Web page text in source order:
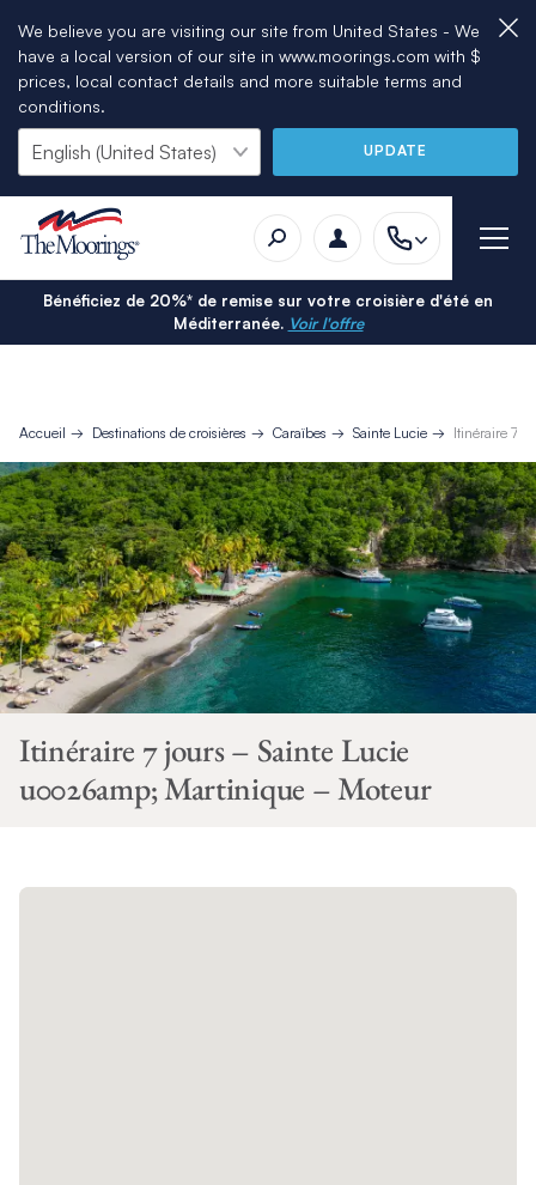
We believe you are visiting our site from United States - We
have a local version of our site in www.moorings.com with $
prices, local contact details and more suitable terms and
conditions.
UPDATE
Bénéficiez de 20%* de remise sur votre croisière d'été en
Méditerranée. Voir l'offre
Accueil Destinations de croisières Caraïbes Sainte Lucie Itinéraire 7
Itinéraire 7 jours – Sainte Lucie
u0026amp; Martinique – Moteur